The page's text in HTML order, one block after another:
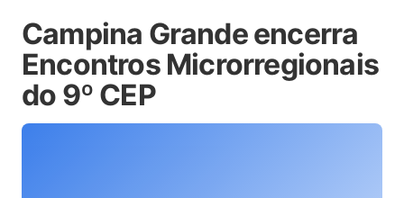
Campina Grande encerra
Encontros Microrregionais
do 9º CEP